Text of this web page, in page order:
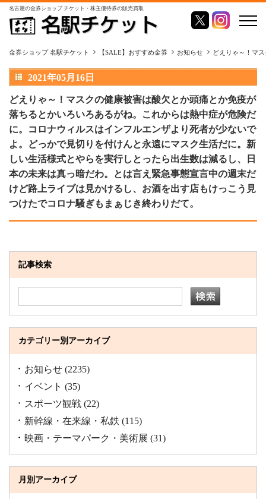
名古屋の金券ショップ チケット・株主優待券の販売買取
金券ショップ 名駅チケット 【SALE】おすすめ金券 お知らせ どえりゃ～！マ
2021年05月16日
どえりゃ～！マスクの健康被害は酸欠とか頭痛とか免疫が
落ちるとかいろいろあるがね。これからは熱中症が危険だ
に。コロナウィルスはインフルエンザより死者が少ないで
よ。どっかで見切りを付けんと永遠にマスク生活だに。新
しい生活様式とやらを実行しとったら出生数は減るし、日
本の未来は真っ暗だわ。とは言え緊急事態宣言中の週末だ
けど路上ライブは見かけるし、お酒を出す店もけっこう見
つけたでコロナ騒ぎもまぁじき終わりだて。
記事検索
カテゴリー別アーカイブ
お知らせ (2235)
イベント (35)
スポーツ観戦 (22)
新幹線・在来線・私鉄 (115)
映画・テーマパーク・美術展 (31)
月別アーカイブ